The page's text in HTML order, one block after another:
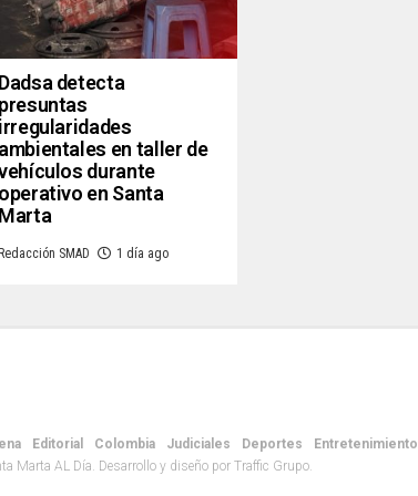
detecta
en taller de
durante
en Santa
SMAD 1 día ago
Editorial Colombia Judiciales Deportes Entretenimiento
Marta AL Día. Desarrollo y diseño por Traffic Grupo.